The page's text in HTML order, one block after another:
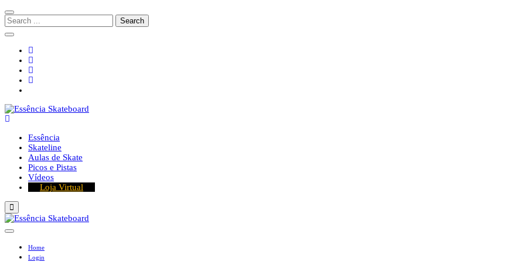
Skip
to
navigation
Skip
to
content
Search
for:
Essência
Skateline
Aulas de Skate
Picos e Pistas
Vídeos
Loja Virtual
Home
Login